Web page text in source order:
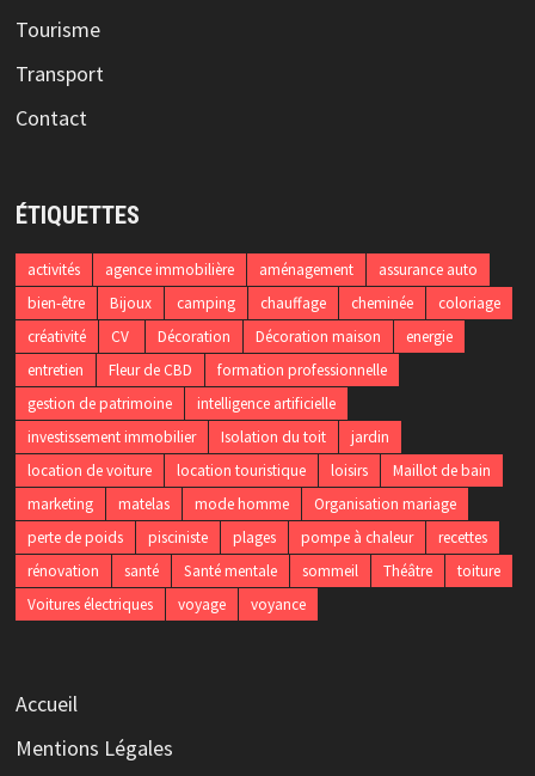
Tourisme
Transport
Contact
ÉTIQUETTES
activités agence immobilière aménagement
assurance auto
bien-être
Bijoux camping chauffage cheminée
coloriage
créativité
CV Décoration Décoration maison
energie
entretien
Fleur de CBD
formation professionnelle
gestion de patrimoine
intelligence artificielle
investissement immobilier
Isolation du toit
jardin
location de voiture
location touristique loisirs
Maillot de bain
marketing
matelas mode homme
Organisation mariage
perte de poids
pisciniste plages pompe à chaleur
recettes
rénovation
santé Santé mentale sommeil Théâtre
toiture
Voitures électriques
voyage voyance
Accueil
Mentions Légales